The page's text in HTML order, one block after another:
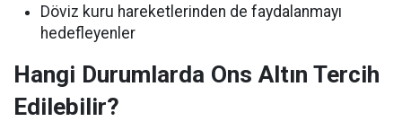
Döviz kuru hareketlerinden de faydalanmayı
hedefleyenler
Hangi Durumlarda Ons Altın Tercih
Edilebilir?